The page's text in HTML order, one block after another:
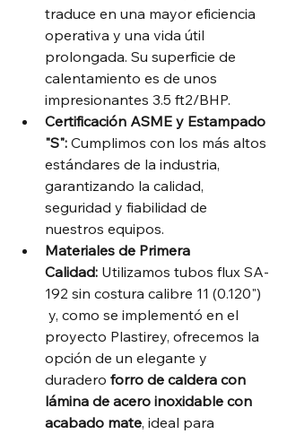
traduce en una mayor eficiencia
operativa y una vida útil
prolongada. Su superficie de
calentamiento es de unos
impresionantes 3.5 ft2/BHP.
Certificación ASME y Estampado
"S": Cumplimos con los más altos
estándares de la industria,
garantizando la calidad,
seguridad y fiabilidad de
nuestros equipos.
Materiales de Primera
Calidad: Utilizamos tubos flux SA-
192 sin costura calibre 11 (0.120")
y, como se implementó en el
proyecto Plastirey, ofrecemos la
opción de un elegante y
duradero forro de caldera con
lámina de acero inoxidable con
acabado mate, ideal para